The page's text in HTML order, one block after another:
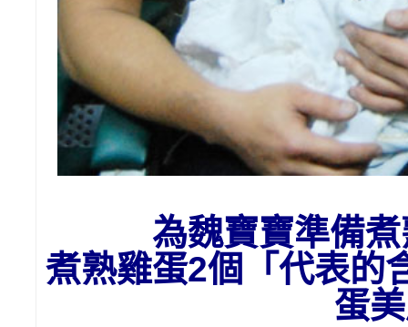
為魏寶寶準備
煮熟雞蛋2個「代表的
蛋